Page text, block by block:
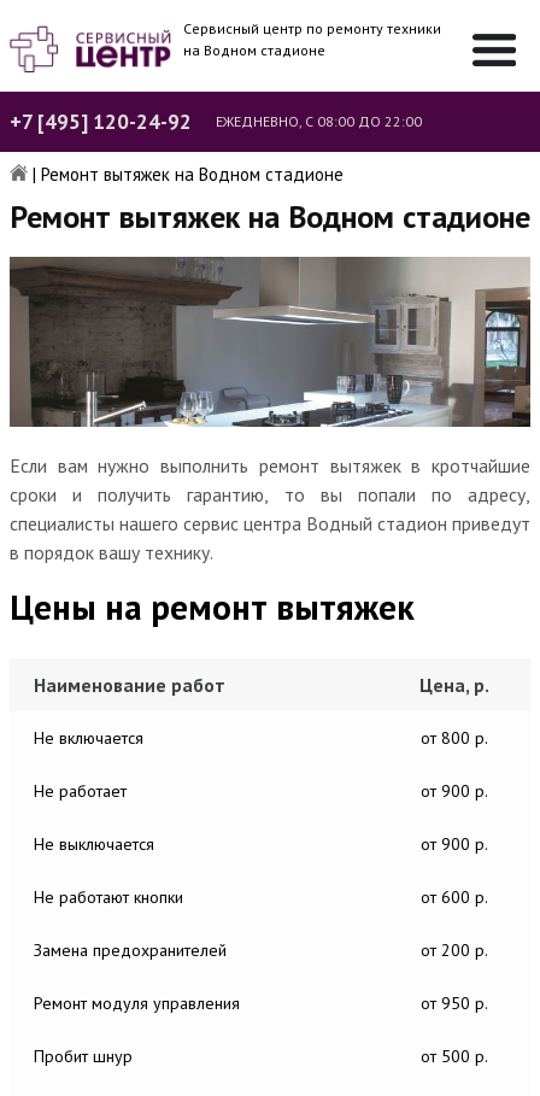
Сервисный центр по ремонту техники
на Водном стадионе
+7 [495] 120-24-92 ЕЖЕДНЕВНО, С 08:00 ДО 22:00
| Ремонт вытяжек на Водном стадионе
Ремонт вытяжек на Водном стадионе
Если вам нужно выполнить ремонт вытяжек в кротчайшие
сроки и получить гарантию, то вы попали по адресу,
специалисты нашего сервис центра Водный стадион приведут
в порядок вашу технику.
Цены на ремонт вытяжек
Наименование работ Цена, р.
Не включается от 800 р.
Не работает от 900 р.
Не выключается от 900 р.
Не работают кнопки от 600 р.
Замена предохранителей от 200 р.
Ремонт модуля управления от 950 р.
Пробит шнур от 500 р.